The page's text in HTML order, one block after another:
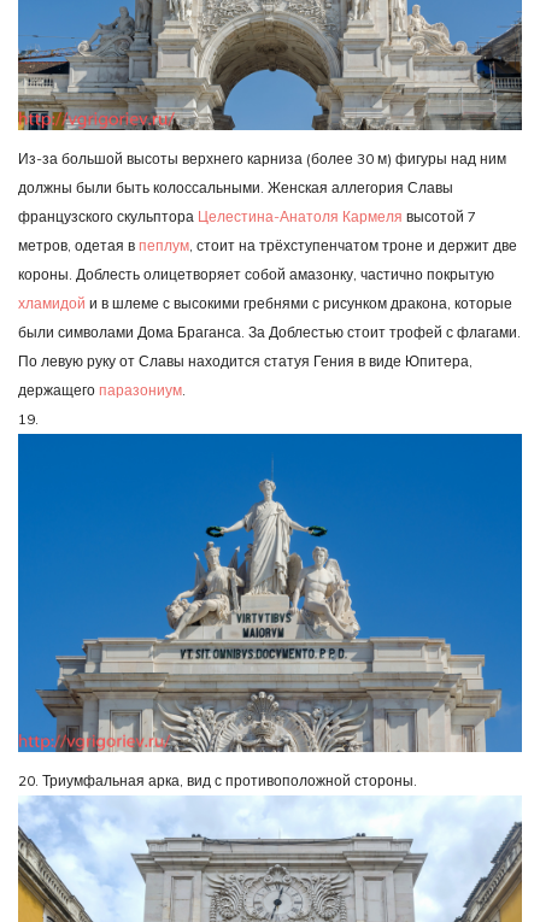
Из-за большой высоты верхнего карниза (более 30 м) фигуры над ним
должны были быть колоссальными. Женская аллегория Славы
французского скульптора Целестина-Анатоля Кармеля высотой 7
метров, одетая в пеплум , стоит на трёхступенчатом троне и держит две
короны. Доблесть олицетворяет собой амазонку, частично покрытую
хламидой и в шлеме с высокими гребнями с рисунком дракона, которые
были символами Дома Браганса. За Доблестью стоит трофей с флагами.
По левую руку от Славы находится статуя Гения в виде Юпитера,
держащего паразониум
19.
20. Триумфальная арка, вид с противоположной стороны.